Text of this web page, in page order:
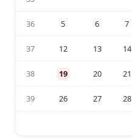
36 5 6 7
37 12 13 14
38 19 20 21
39 26 27 28